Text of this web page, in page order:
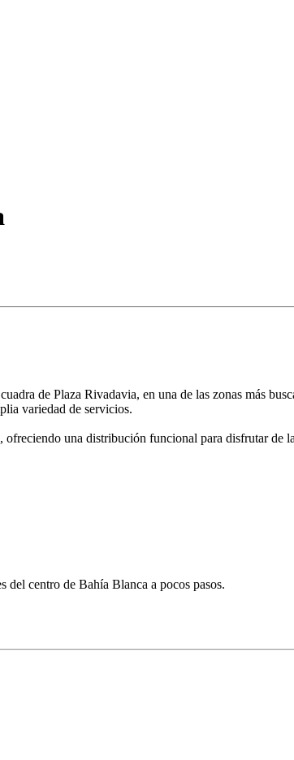
de Plaza Rivadavia, en una de las zonas más
variedad de servicios.
una distribución funcional para disfrutar de
centro de Bahía Blanca a pocos pasos.